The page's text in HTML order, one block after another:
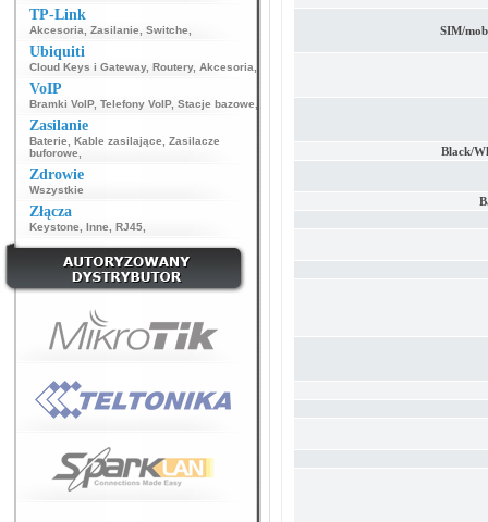
TP-Link
Akcesoria Zasilanie Switche
Ubiquiti
Cloud Keys i Gateway, Routery, Akcesoria
VoIP
Bramki VoIP, Telefony VoIP, Stacje bazowe
Zasilanie
Baterie Kable zasilające
Zasilacze
buforowe
Zdrowie
Wszystkie
Złącza
Keystone Inne RJ45
SIM/
Black/